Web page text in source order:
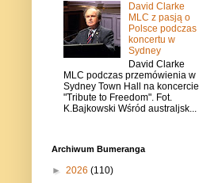
David Clarke
MLC z pasją o
Polsce podczas
koncertu w
Sydney
David Clarke
MLC podczas przemówienia w
Sydney Town Hall na koncercie
"Tribute to Freedom". Fot.
K.Bajkowski Wśród australjsk...
Archiwum Bumeranga
► 2026 (110)